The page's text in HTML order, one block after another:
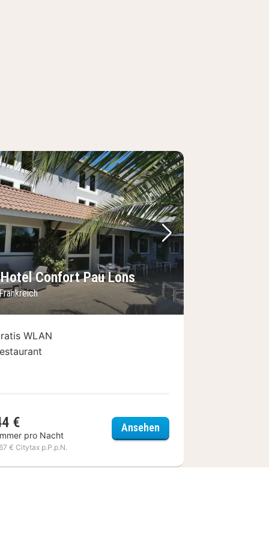
Bild
Nächstes Bild
Confort Pau Lons
WLAN
€
pro Nacht
€ Citytax p.P.p.N.
AnsehenBrit Hotel Confort Pau